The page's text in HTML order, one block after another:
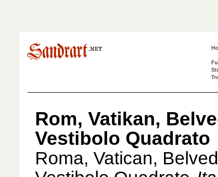
Rom, Vatikan,
Vestibolo Quadrato
Roma, Vatican,